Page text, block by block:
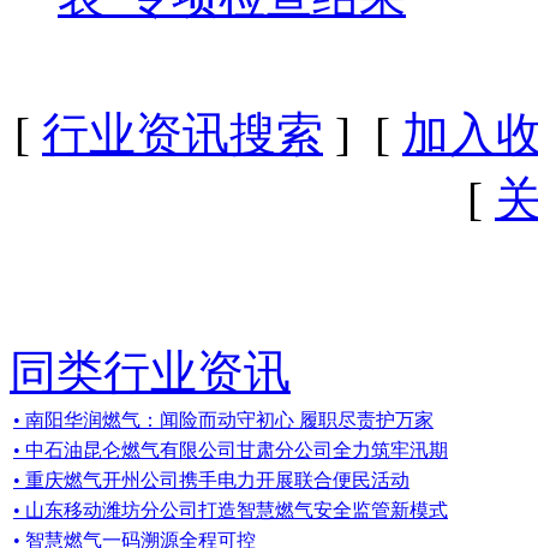
[ 行业资讯搜索 ] [ 加入
[
同类行业资讯
• 南阳华润燃气：闻险而动守初心 履职尽责护万家
• 中石油昆仑燃气有限公司甘肃分公司全力筑牢汛期
• 重庆燃气开州公司携手电力开展联合便民活动
• 山东移动潍坊分公司打造智慧燃气安全监管新模式
• 智慧燃气一码溯源全程可控